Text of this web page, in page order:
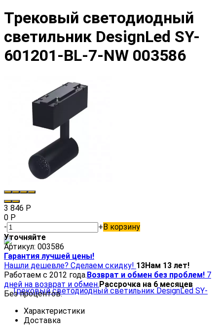
Трековый светодиодный
светильник DesignLed SY-
601201-BL-7-NW 003586
3 846 Р
0 Р
-
+В корзину
Уточняйте
Артикул: 003586
Гарантия лучшей цены!
Нашли дешевле? Сделаем скидку! 13Нам 13 лет!
Работаем с 2012 года.Возврат и обмен без проблем! 7
дней на возврат и обмен.Рассрочка на 6 месяцев
Без процентов.
Характеристики
Доставка